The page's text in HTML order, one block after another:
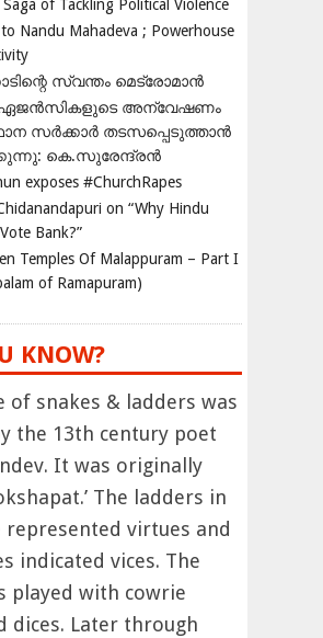
Saga of Tackling Political Violence
Nandu Mahadeva ; Powerhouse
സ്വന്തം മെട്രോമാൻ
അന്വേഷണം
സർക്കാർ തടസപ്പെടുത്താൻ
കെ.സുരേന്ദ്രൻ
exposes #ChurchRapes
on “Why Hindu
Bank?”
Temples Of Malappuram – Part I
of Ramapuram)
KNOW?
of snakes & ladders was
the 13th century poet
It was originally
The ladders in
represented virtues and
indicated vices. The
played with cowrie
dices. Later through